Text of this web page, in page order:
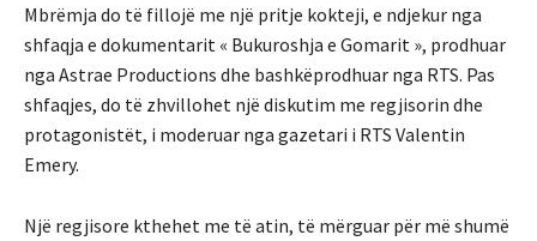
Mbrëmja do të fillojë me një pritje kokteji, e ndjekur nga
shfaqja e dokumentarit « Bukuroshja e Gomarit », prodhuar
nga Astrae Productions dhe bashkëprodhuar nga RTS. Pas
shfaqjes, do të zhvillohet një diskutim me regjisorin dhe
protagonistët, i moderuar nga gazetari i RTS Valentin
Emery.
Një regjisore kthehet me të atin, të mërguar për më shumë